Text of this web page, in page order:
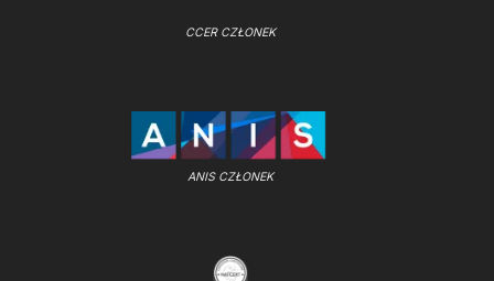
CCER CZŁONEK
ANIS CZŁONEK